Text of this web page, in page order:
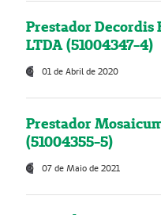
Prestador Decordis
LTDA (51004347-4)
01 de Abril de 2020
Prestador
(51004355-5)
07 de Maio de 2021